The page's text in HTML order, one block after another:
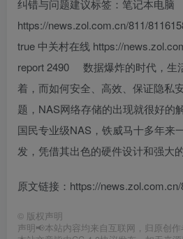
纠错与问题建议标签： 笔记本电脑
https://news.zol.com.cn/811/
true 中关村在线 https://
report2490
数据爆炸的时代，生
着，而如何安全、高效、保证隐私
题，NAS网络存储的出现就很好的
国民专业级NAS，铁威马十多年来
发，凭借其出色的硬件设计和强大
原文链接：https://
© 版权声明
声明📢本站内容均来自互联网，归原创作